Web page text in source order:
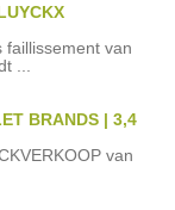
faillissement van
...
BRANDS | 3,4
van